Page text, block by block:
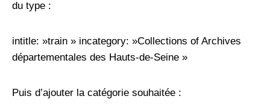
du type :
intitle: »train » incategory: »Collections of Archives
départementales des Hauts-de-Seine »
Puis d’ajouter la catégorie souhaitée :